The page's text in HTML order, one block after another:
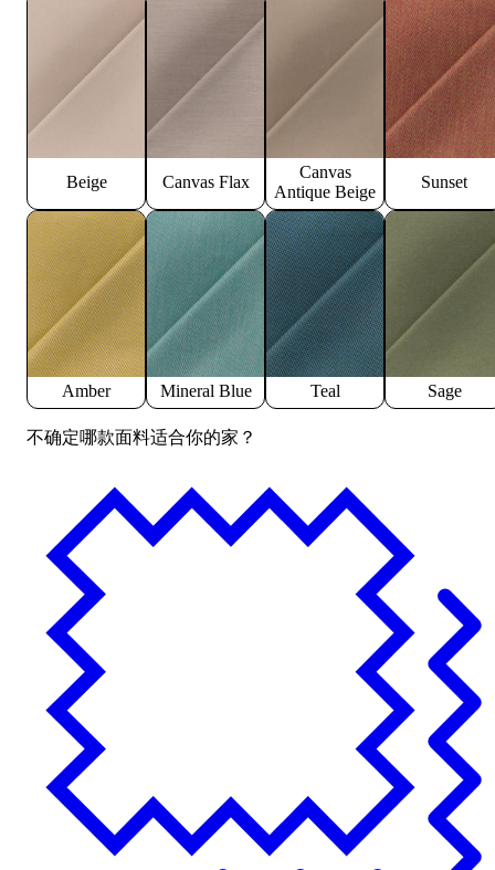
Beige Canvas Flax
Canvas
Antique Beige
Sunset
Amber Mineral Blue Teal Sage
不确定哪款面料适合你的家？